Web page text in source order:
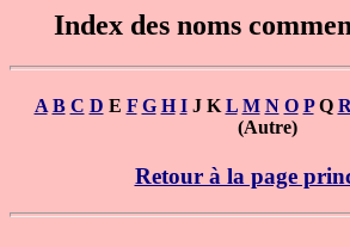
Index des noms
A B C D E F G H IJ K L M N O PQ R
(Autre)
Retour à la page